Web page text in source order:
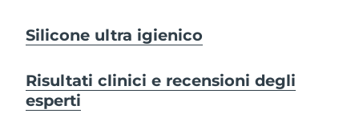
Silicone ultra igienico
Risultati clinici e recensioni degli
esperti